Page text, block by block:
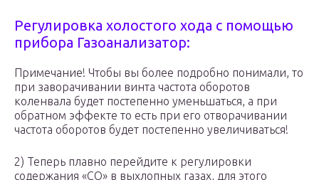
Регулировка холостого хода с помощью
прибора Газоанализатор:
Примечание! Чтобы вы более подробно понимали, то
при заворачивании винта частота оборотов
коленвала будет постепенно уменьшаться, а при
обратном эффекте то есть при его отворачивании
частота оборотов будет постепенно увеличиваться!
2) Теперь плавно перейдите к регулировки
содержания «СО» в выхлопных газах, для этого